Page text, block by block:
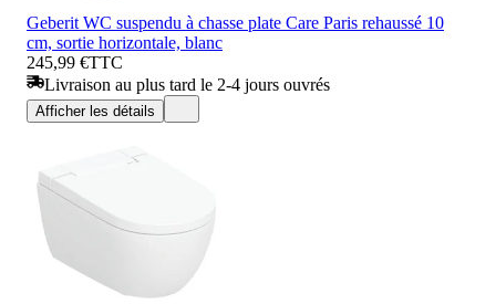
Geberit WC suspendu à chasse plate Care Paris rehaussé 10
cm, sortie horizontale, blanc
245,99 €TTC
Livraison au plus tard le 2-4 jours ouvrés
Afficher les détails